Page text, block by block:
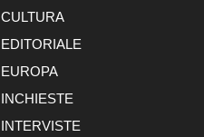
CULTURA
EDITORIALE
EUROPA
INCHIESTE
INTERVISTE